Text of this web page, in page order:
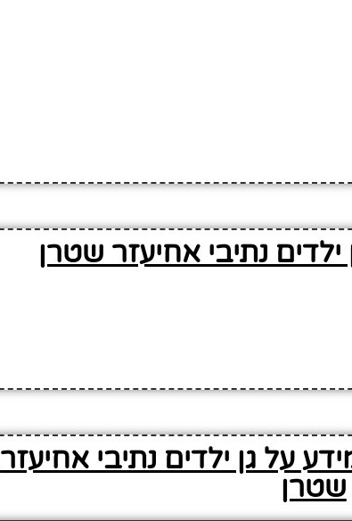
ילדים נתיבי אחיעזר שטרן
על גן ילדים נתיבי אחיעזר
שטרן